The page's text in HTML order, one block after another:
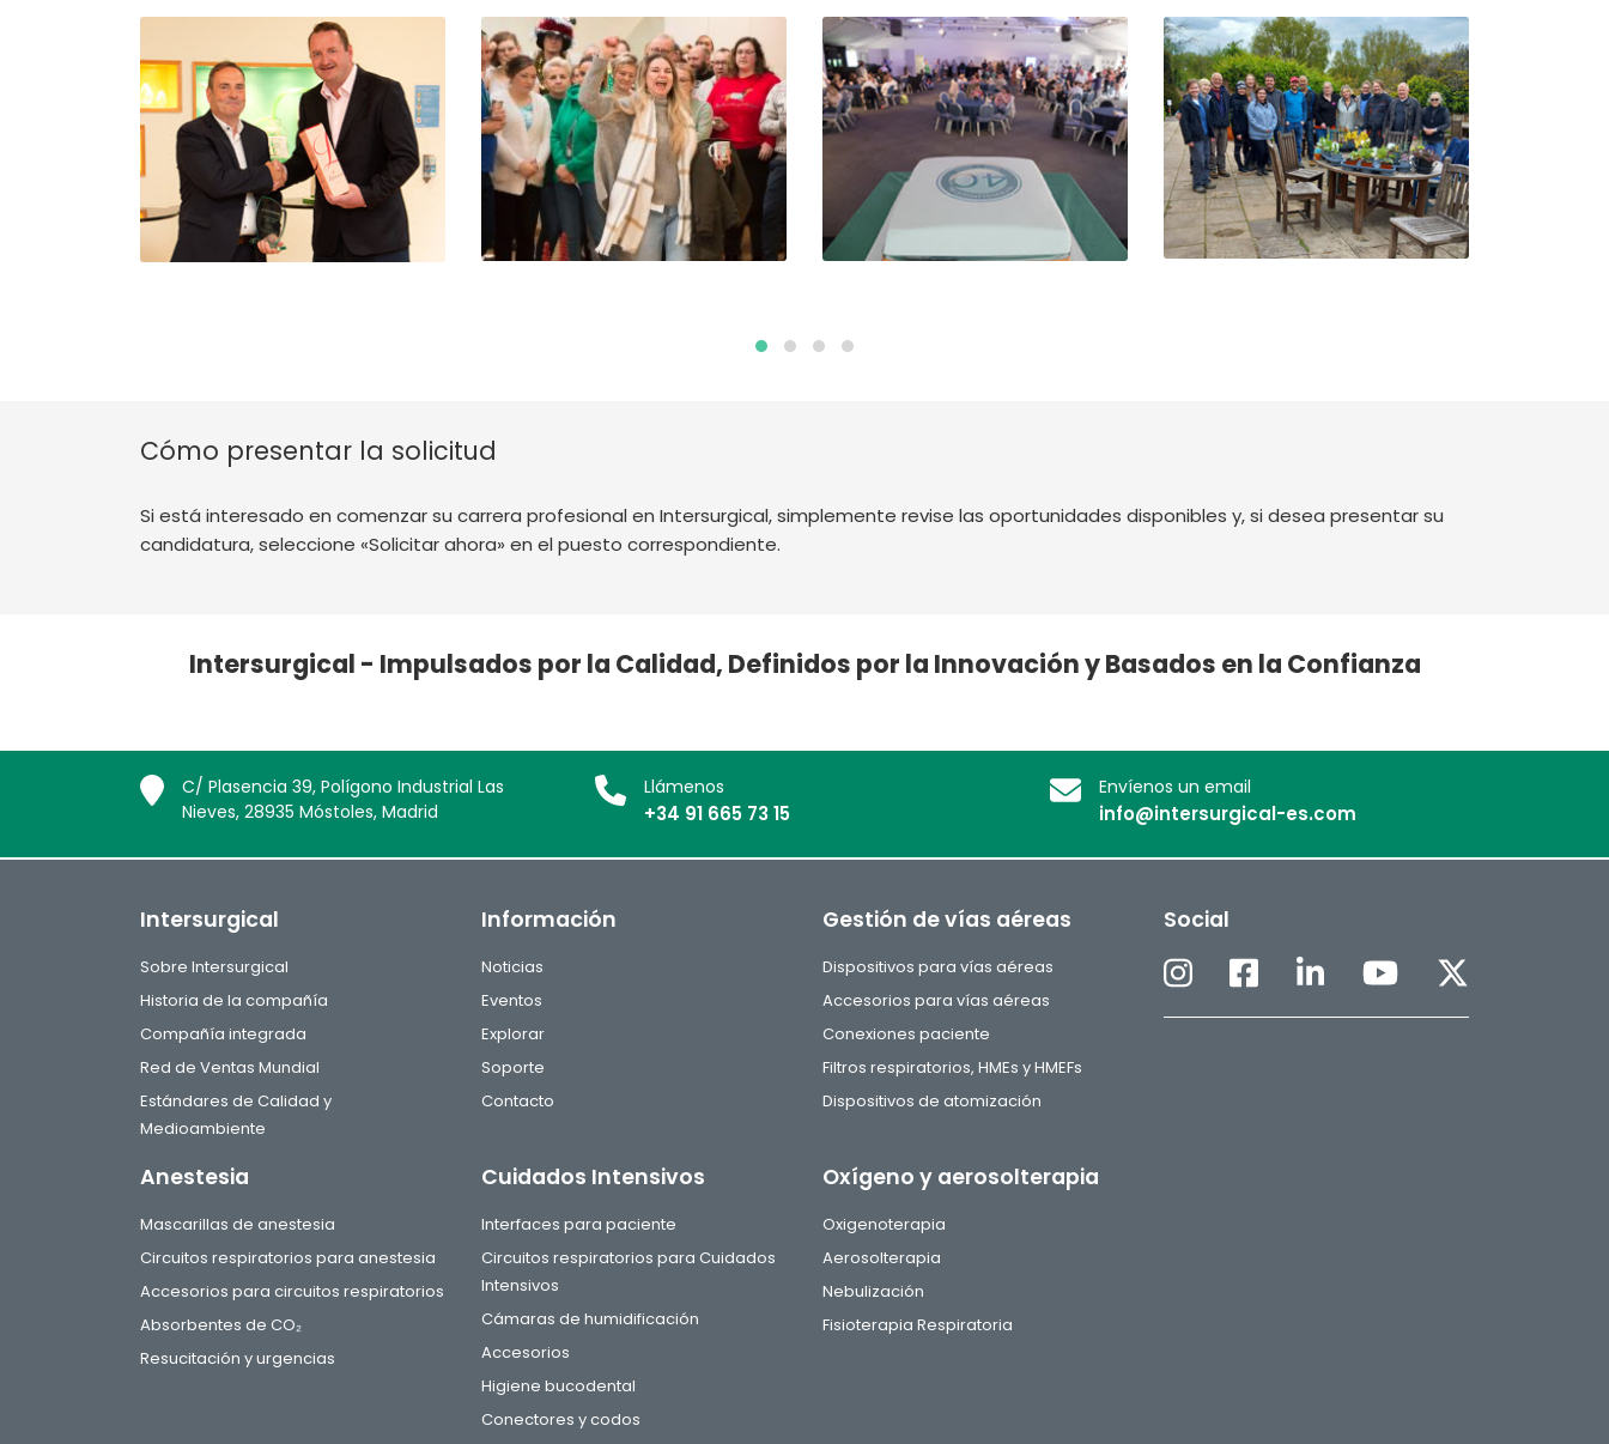
Cómo presentar la solicitud
Si está interesado en comenzar su carrera profesional en Intersurgical, simplemente revise las oportunidades disponibles y, si desea presentar su
candidatura, seleccione «Solicitar ahora» en el puesto correspondiente.
Intersurgical - Impulsados por la Calidad, Definidos por la Innovación y Basados en la Confianza
C/ Plasencia 39, Polígono Industrial Las
Nieves, 28935 Móstoles, Madrid
Llámenos
+34 91 665 73 15
Envíenos un email
info@intersurgical-es.com
Intersurgical
Sobre Intersurgical
Historia de la compañía
Compañía integrada
Red de Ventas Mundial
Estándares de Calidad y
Medioambiente
Información
Noticias
Eventos
Explorar
Soporte
Contacto
Gestión de vías aéreas
Dispositivos para vías aéreas
Accesorios para vías aéreas
Conexiones paciente
Filtros respiratorios, HMEs y HMEFs
Dispositivos de atomización
Anestesia
Mascarillas de anestesia
Circuitos respiratorios para anestesia
Accesorios para circuitos respiratorios
Absorbentes de CO₂
Resucitación y urgencias
Cuidados Intensivos
Interfaces para paciente
Circuitos respiratorios para Cuidados
Intensivos
Cámaras de humidificación
Accesorios
Higiene bucodental
Conectores y codos
Oxígeno y aerosolterapia
Oxigenoterapia
Aerosolterapia
Nebulización
Fisioterapia Respiratoria
Social